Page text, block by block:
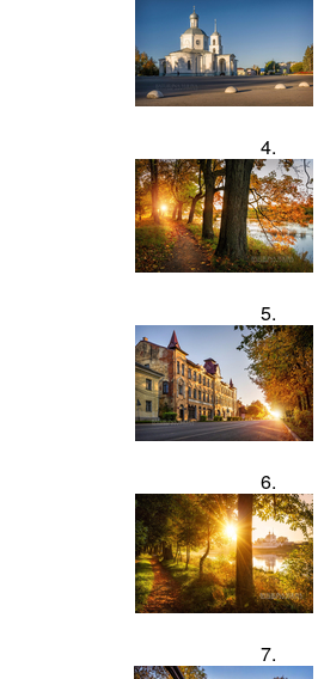
4.
5.
6.
7.